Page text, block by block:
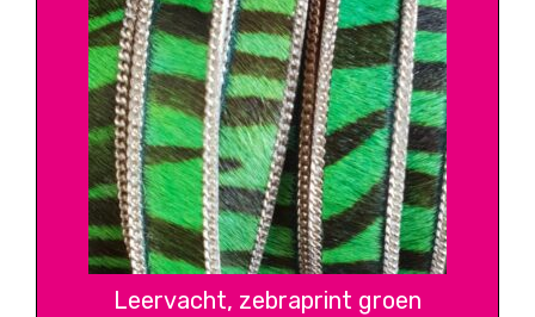
Leervacht, zebraprint groen